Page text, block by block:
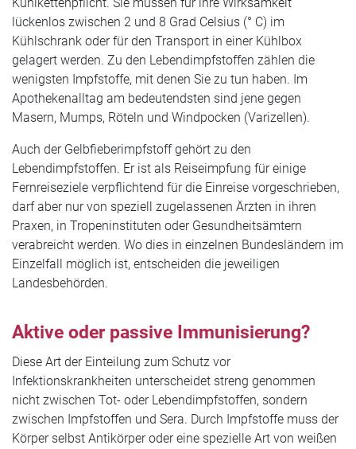
lückenlos zwischen 2 und 8 Grad Celsius (° C) im
Kühlschrank oder für den Transport in einer Kühlbox
gelagert werden. Zu den Lebendimpfstoffen zählen die
wenigsten Impfstoffe, mit denen Sie zu tun haben. Im
Apothekenalltag am bedeutendsten sind jene gegen
Masern, Mumps, Röteln und Windpocken (Varizellen).
Auch der Gelbfieberimpfstoff gehört zu den
Lebendimpfstoffen. Er ist als Reiseimpfung für einige
Fernreiseziele verpflichtend für die Einreise vorgeschrieben,
darf aber nur von speziell zugelassenen Ärzten in ihren
Praxen, in Tropeninstituten oder Gesundheitsämtern
verabreicht werden. Wo dies in einzelnen Bundesländern im
Einzelfall möglich ist, entscheiden die jeweiligen
Landesbehörden.
Aktive oder passive Immunisierung?
Diese Art der Einteilung zum Schutz vor
Infektionskrankheiten unterscheidet streng genommen
nicht zwischen Tot- oder Lebendimpfstoffen, sondern
zwischen Impfstoffen und Sera. Durch Impfstoffe muss der
Körper selbst Antikörper oder eine spezielle Art von weißen